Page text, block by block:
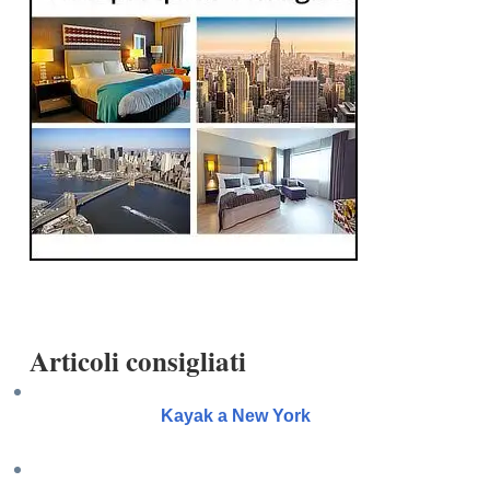
Articoli consigliati
Kayak a New York